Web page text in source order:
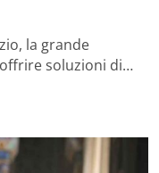
la grande
soluzioni di…